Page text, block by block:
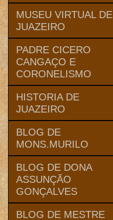
MUSEU VIRTUAL DE
JUAZEIRO
PADRE CICERO
CANGAÇO E
CORONELISMO
HISTORIA DE
JUAZEIRO
BLOG DE
MONS.MURILO
BLOG DE DONA
ASSUNÇÃO
GONÇALVES
BLOG DE MESTRE